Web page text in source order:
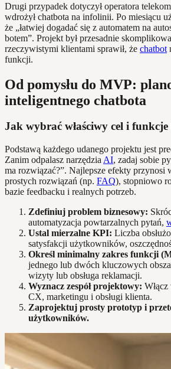
Drugi przypadek dotyczył operatora
wdrożył chatbota na infolinii. Po miesiącu
że „łatwiej dogadać się z automatem na
botem”. Projekt był przesadnie
rzeczywistymi klientami sprawił, że chatbot
funkcji.
Od pomysłu do MVP:
inteligentnego chatbota
Jak wybrać właściwy cel i
Podstawą każdego udanego projektu jest
Zanim odpalasz narzędzia AI, zadaj sobie
ma rozwiązać?”. Najlepsze efekty przynosi
prostych rozwiązań (np. FAQ), stopniowo
bazie feedbacku i realnych potrzeb.
Zdefiniuj problem biznesowy:
automatyzacja powtarzalnych pytań,
Ustal mierzalne KPI: Liczba
satysfakcji użytkowników,
Określ minimalny zakres funkcji
jednego lub dwóch kluczowych
wizyty lub obsługa reklamacji.
Wyznacz zespół projektowy:
CX, marketingu i obsługi klienta.
Zaprojektuj prosty prototyp i
użytkowników.